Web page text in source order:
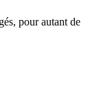
pour autant de